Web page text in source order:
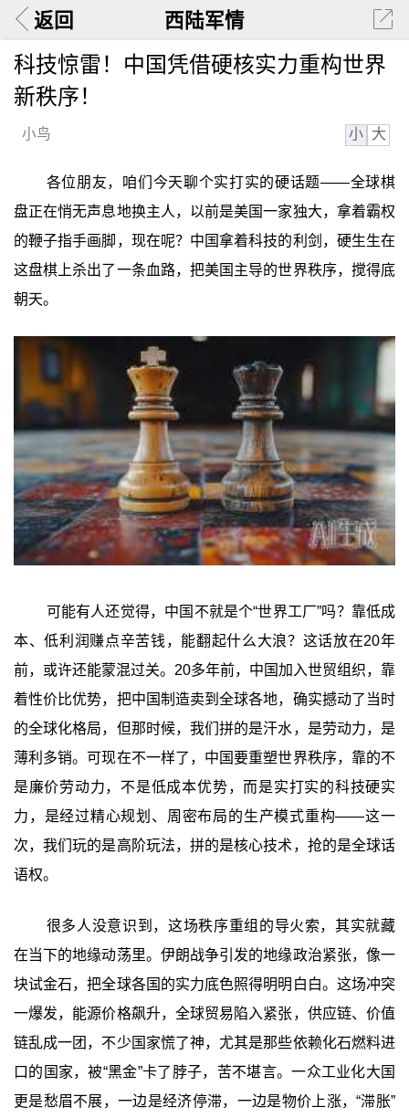
返回 西陆军情
科技惊雷！中国凭借硬核实力重构世界
新秩序！
小鸟 小 大
各位朋友，咱们今天聊个实打实的硬话题——全球棋
盘正在悄无声息地换主人，以前是美国一家独大，拿着霸权
的鞭子指手画脚，现在呢？中国拿着科技的利剑，硬生生在
这盘棋上杀出了一条血路，把美国主导的世界秩序，搅得底
朝天。
可能有人还觉得，中国不就是个“世界工厂”吗？靠低成
本、低利润赚点辛苦钱，能翻起什么大浪？这话放在20年
前，或许还能蒙混过关。20多年前，中国加入世贸组织，靠
着性价比优势，把中国制造卖到全球各地，确实撼动了当时
的全球化格局，但那时候，我们拼的是汗水，是劳动力，是
薄利多销。可现在不一样了，中国要重塑世界秩序，靠的不
是廉价劳动力，不是低成本优势，而是实打实的科技硬实
力，是经过精心规划、周密布局的生产模式重构——这一
次，我们玩的是高阶玩法，拼的是核心技术，抢的是全球话
语权。
很多人没意识到，这场秩序重组的导火索，其实就藏
在当下的地缘动荡里。伊朗战争引发的地缘政治紧张，像一
块试金石，把全球各国的实力底色照得明明白白。这场冲突
一爆发，能源价格飙升，全球贸易陷入紧张，供应链、价值
链乱成一团，不少国家慌了神，尤其是那些依赖化石燃料进
口的国家，被“黑金”卡了脖子，苦不堪言。一众工业化大国
更是愁眉不展，一边是经济停滞，一边是物价上涨，“滞胀”